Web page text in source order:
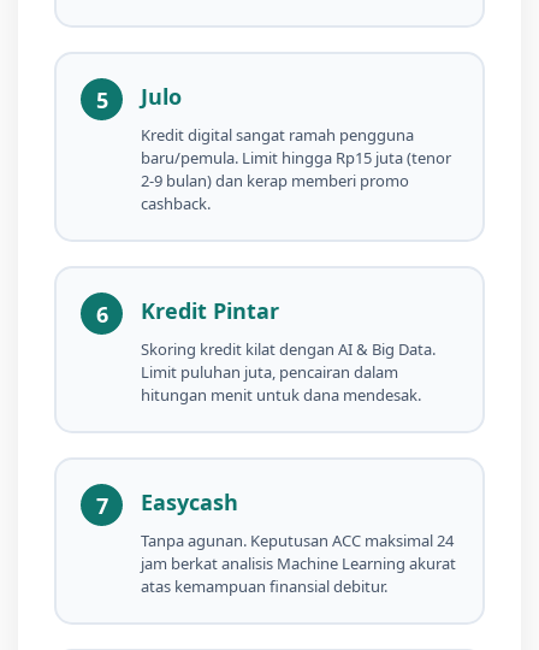
5 Julo
Kredit digital sangat ramah pengguna
baru/pemula. Limit hingga Rp15 juta (tenor
2-9 bulan) dan kerap memberi promo
cashback.
6 Kredit Pintar
Skoring kredit kilat dengan AI & Big Data.
Limit puluhan juta, pencairan dalam
hitungan menit untuk dana mendesak.
7 Easycash
Tanpa agunan. Keputusan ACC maksimal 24
jam berkat analisis Machine Learning akurat
atas kemampuan finansial debitur.